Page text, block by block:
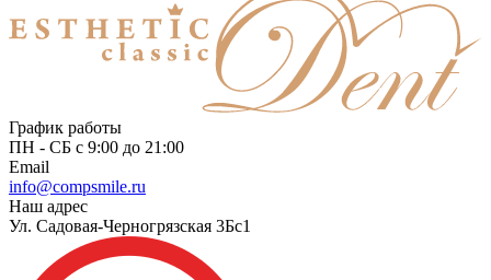
График работы
ПН - СБ с 9:00 до 21:00
Email
info@compsmile.ru
Наш адрес
Ул. Садовая-Черногрязская 3Бс1